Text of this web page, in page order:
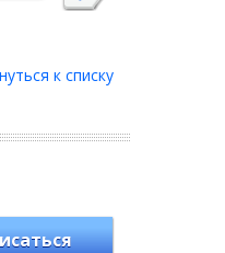
к списку